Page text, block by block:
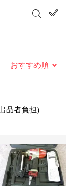
替え
品者負担)